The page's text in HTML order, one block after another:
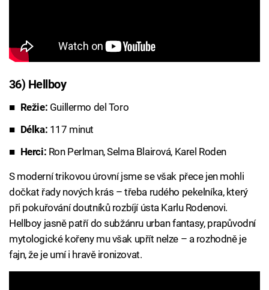
36) Hellboy
Režie: Guillermo del Toro
Délka: 117 minut
Herci: Ron Perlman, Selma Blairová, Karel Roden
S moderní trikovou úrovní jsme se však přece jen mohli
dočkat řady nových krás – třeba rudého pekelníka, který
při pokuřování doutníků rozbíjí ústa Karlu Rodenovi.
Hellboy jasně patří do subžánru urban fantasy, prapůvodní
mytologické kořeny mu však upřít nelze – a rozhodně je
fajn, že je umí i hravě ironizovat.